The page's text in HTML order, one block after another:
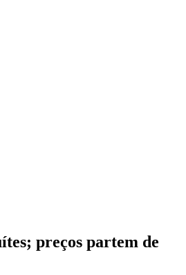
preços partem de